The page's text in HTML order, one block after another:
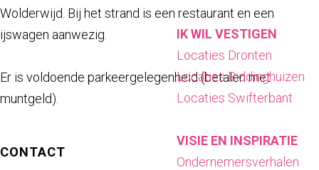
IK WIL VESTIGEN
Locaties Dronten
Locaties Biddinghuizen
Locaties Swifterbant
VISIE EN INSPIRATIE
Ondernemersverhalen
Wolderwijd. Bij het strand is een restaurant en een
ijswagen aanwezig.
Er is voldoende parkeergelegenheid (betalen met
muntgeld).
CONTACT